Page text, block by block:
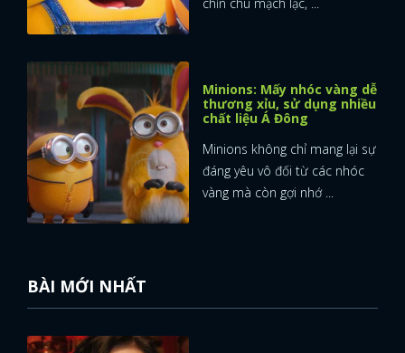
FACEBOOK
Minions: Mấy nhóc vàng dễ
thương xỉu, sử dụng nhiều
chất liệu Á Đông
Minions không chỉ mang lại sự
đáng yêu vô đối từ các nhóc
vàng mà còn gợi nhớ ...
BÀI MỚI NHẤT